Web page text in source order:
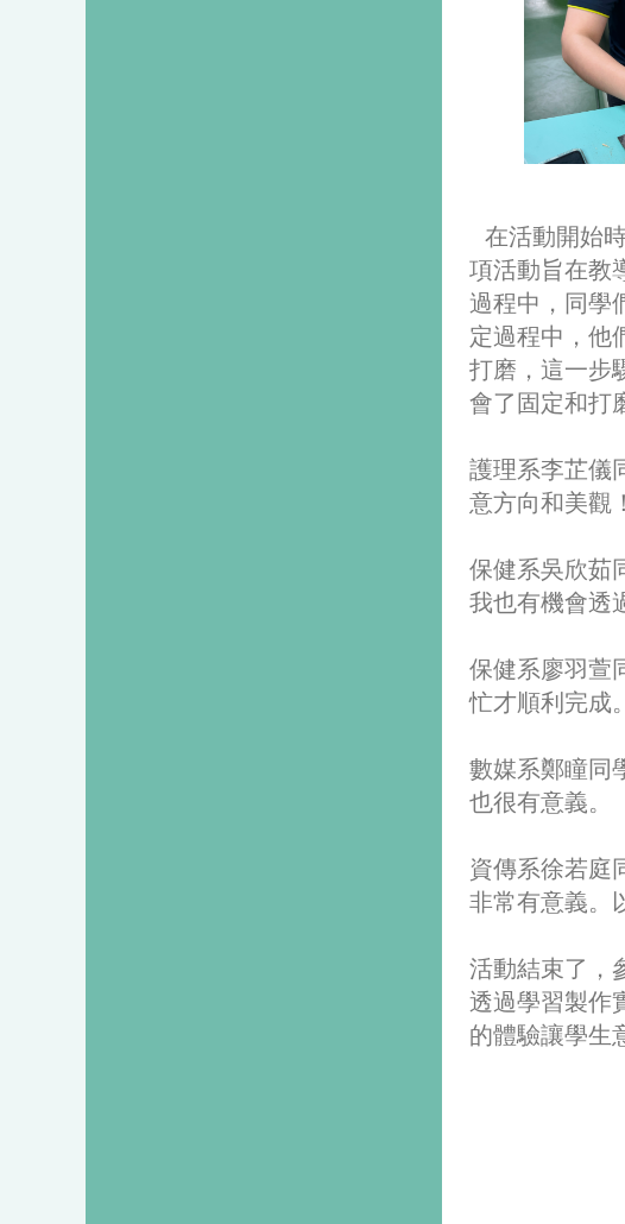
在活動開始
項活動旨在教
過程中，同學
定過程中，他
打磨，這一步
會了固定和打
護理系李芷儀
意方向和美觀！
保健系吳欣茹
我也有機會透
保健系廖羽萱
忙才順利完成。
數媒系鄭瞳同
也很有意義。
資傳系徐若庭
非常有意義。
活動結束了，
透過學習製作
的體驗讓學生